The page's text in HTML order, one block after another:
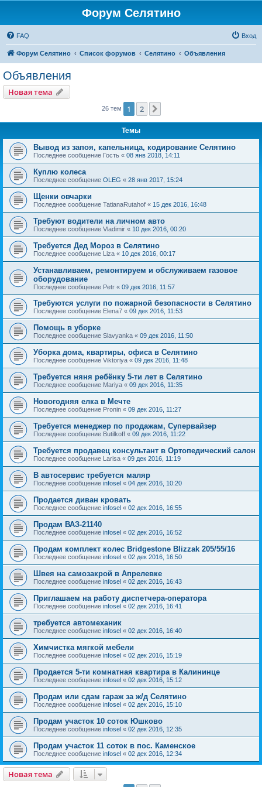
Форум Селятино
FAQ Вход
Форум Селятино Список форумов Селятино Объявления
Объявления
Новая тема
26 тем 1 2
Темы
Вывод из запоя, капельница, кодирование Селятино
Последнее сообщение Гость « 08 янв 2018, 14:11
Куплю колеса
Последнее сообщение OLEG « 28 янв 2017, 15:24
Щенки овчарки
Последнее сообщение TatianaRutahof « 15 дек 2016, 16:48
Требуют водители на личном авто
Последнее сообщение Vladimir « 10 дек 2016, 00:20
Требуется Дед Мороз в Селятино
Последнее сообщение Liza « 10 дек 2016, 00:17
Устанавливаем, ремонтируем и обслуживаем газовое
оборудование
Последнее сообщение Petr « 09 дек 2016, 11:57
Требуются услуги по пожарной безопасности в Селятино
Последнее сообщение Elena7 « 09 дек 2016, 11:53
Помощь в уборке
Последнее сообщение Slavyanka « 09 дек 2016, 11:50
Уборка дома, квартиры, офиса в Селятино
Последнее сообщение Viktoriya « 09 дек 2016, 11:48
Требуется няня ребёнку 5-ти лет в Селятино
Последнее сообщение Mariya « 09 дек 2016, 11:35
Новогодняя елка в Мечте
Последнее сообщение Pronin « 09 дек 2016, 11:27
Требуется менеджер по продажам, Супервайзер
Последнее сообщение Butilkoff « 09 дек 2016, 11:22
Требуется продавец консультант в Ортопедический салон
Последнее сообщение Larisa « 09 дек 2016, 11:19
В автосервис требуется маляр
Последнее сообщение infosel « 04 дек 2016, 10:20
Продается диван кровать
Последнее сообщение infosel « 02 дек 2016, 16:55
Продам ВАЗ-21140
Последнее сообщение infosel « 02 дек 2016, 16:52
Продам комплект колес Bridgestone Blizzak 205/55/16
Последнее сообщение infosel « 02 дек 2016, 16:50
Швея на самозакрой в Апрелевке
Последнее сообщение infosel « 02 дек 2016, 16:43
Приглашаем на работу диспетчера-оператора
Последнее сообщение infosel « 02 дек 2016, 16:41
требуется автомеханик
Последнее сообщение infosel « 02 дек 2016, 16:40
Химчистка мягкой мебели
Последнее сообщение infosel « 02 дек 2016, 15:19
Продается 5-ти комнатная квартира в Калининце
Последнее сообщение infosel « 02 дек 2016, 15:12
Продам или сдам гараж за ж/д Селятино
Последнее сообщение infosel « 02 дек 2016, 15:10
Продам участок 10 соток Юшково
Последнее сообщение infosel « 02 дек 2016, 12:35
Продам участок 11 соток в пос. Каменское
Последнее сообщение infosel « 02 дек 2016, 12:34
Новая тема